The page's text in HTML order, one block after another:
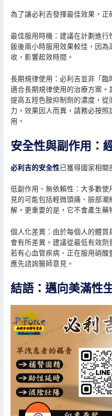
為了讓必利吉發揮最佳效果，正
最佳服用時機：建議在計劃進行
飯後兩小時服用效果較佳，因
收，影響起效時間。
長期規律使用：必利吉並非「
適合長期規律使用的治療方案
提高五羥色胺抑制劑的濃度，
力。效果因人而異，請務必按
用。
安全性與副作用：
必利吉的安全性已獲得國家相關
低副作用、無依賴性：大多數
見的可能包括輕微頭痛、臉部
解。更重要的是，它不會產生藥
個人化差異：由於每個人的體
會有所差異。建議從最低有效劑
若有心血管疾病、正在服用硝
應先諮詢醫師意見。
結語：邁向美滿性